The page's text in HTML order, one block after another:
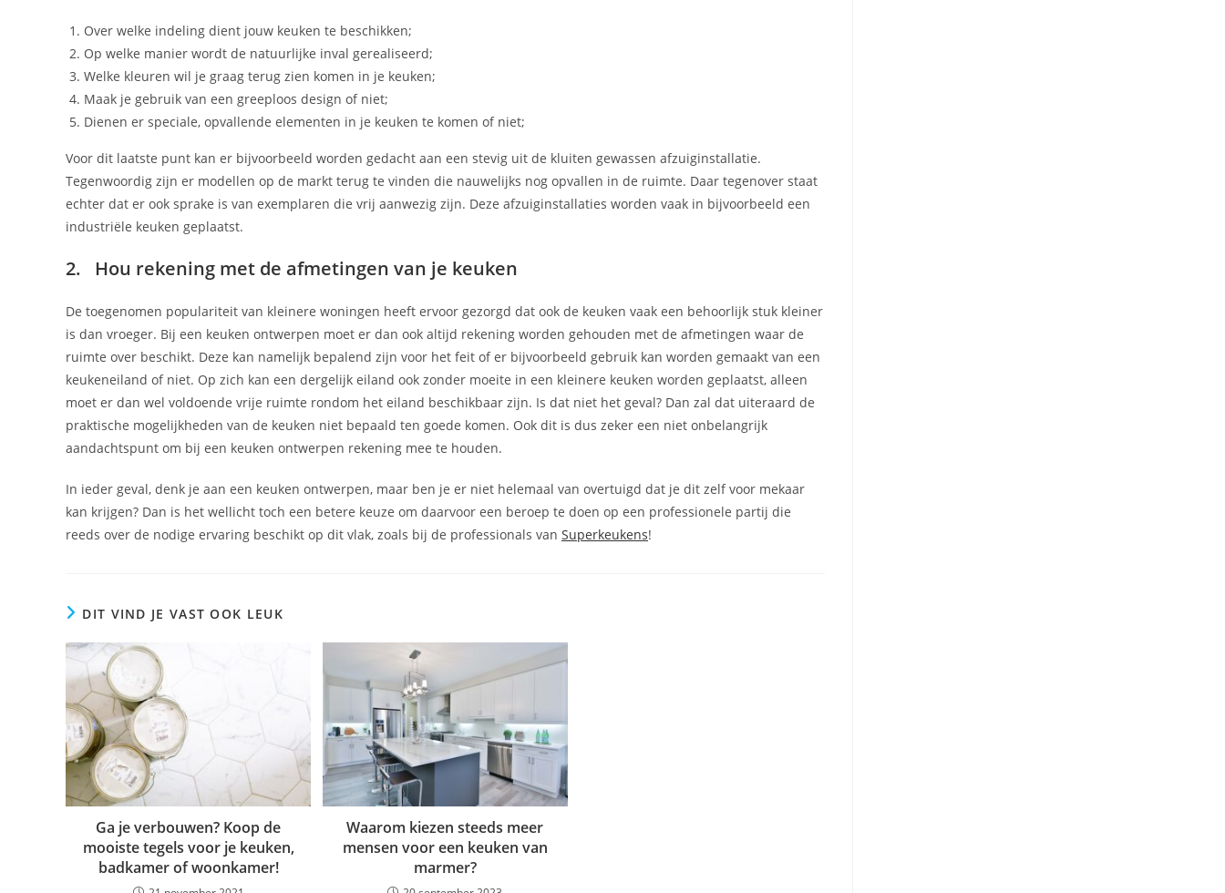
Over welke indeling dient jouw keuken te beschikken;
Op welke manier wordt de natuurlijke inval gerealiseerd;
Welke kleuren wil je graag terug zien komen in je keuken;
Maak je gebruik van een greeploos design of niet;
Dienen er speciale, opvallende elementen in je keuken te komen of niet;
Voor dit laatste punt kan er bijvoorbeeld worden gedacht aan een stevig uit de kluiten gewassen afzuiginstallatie.
Tegenwoordig zijn er modellen op de markt terug te vinden die nauwelijks nog opvallen in de ruimte. Daar tegenover staat
echter dat er ook sprake is van exemplaren die vrij aanwezig zijn. Deze afzuiginstallaties worden vaak in bijvoorbeeld een
industriële keuken geplaatst.
2. Hou rekening met de afmetingen van je keuken
De toegenomen populariteit van kleinere woningen heeft ervoor gezorgd dat ook de keuken vaak een behoorlijk stuk kleiner
is dan vroeger. Bij een keuken ontwerpen moet er dan ook altijd rekening worden gehouden met de afmetingen waar de
ruimte over beschikt. Deze kan namelijk bepalend zijn voor het feit of er bijvoorbeeld gebruik kan worden gemaakt van een
keukeneiland of niet. Op zich kan een dergelijk eiland ook zonder moeite in een kleinere keuken worden geplaatst, alleen
moet er dan wel voldoende vrije ruimte rondom het eiland beschikbaar zijn. Is dat niet het geval? Dan zal dat uiteraard de
praktische mogelijkheden van de keuken niet bepaald ten goede komen. Ook dit is dus zeker een niet onbelangrijk
aandachtspunt om bij een keuken ontwerpen rekening mee te houden.
In ieder geval, denk je aan een keuken ontwerpen, maar ben je er niet helemaal van overtuigd dat je dit zelf voor mekaar
kan krijgen? Dan is het wellicht toch een betere keuze om daarvoor een beroep te doen op een professionele partij die
reeds over de nodige ervaring beschikt op dit vlak, zoals bij de professionals van Superkeukens!
DIT VIND JE VAST OOK LEUK
Ga je verbouwen? Koop de
mooiste tegels voor je keuken,
badkamer of woonkamer!
Waarom kiezen steeds meer
mensen voor een keuken van
marmer?